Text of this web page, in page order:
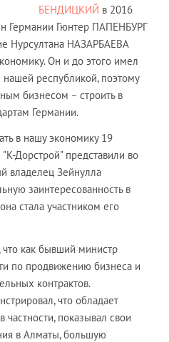
БЕНДИЦКИЙ в 2016
Германии Гюнтер ПАПЕНБУРГ
Нурсултана НАЗАРБАЕВА
Он и до этого имел
республикой, поэтому
бизнесом – строить в
Германии.
в нашу экономику 19
Дорстрой" представили во
владелец Зейнулла
заинтересованность в
стала участником его
что как бывший министр
по продвижению бизнеса и
контрактов.
что обладает
показывал свои
в Алматы, большую